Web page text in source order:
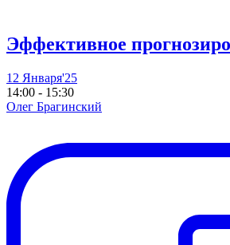
Эффективное
12 Января'25
14:00 - 15:30
Олег Брагинский